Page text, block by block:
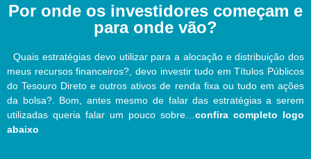
Por onde os investidores começam e
para onde vão?
Quais estratégias devo utilizar para a alocação e distribuição dos
meus recursos financeiros?, devo investir tudo em Títulos Públicos
do Tesouro Direto e outros ativos de renda fixa ou tudo em ações
da bolsa?. Bom, antes mesmo de falar das estratégias a serem
utilizadas queria falar um pouco sobre… confira completo logo
abaixo